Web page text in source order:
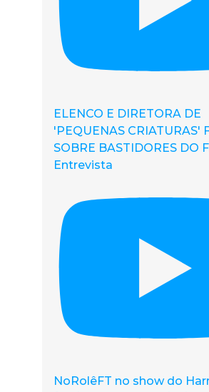
ELENCO E DIRETORA DE
'PEQUENAS CRIATURAS'
SOBRE BASTIDORES DO
Entrevista
NoRolêFT no show do